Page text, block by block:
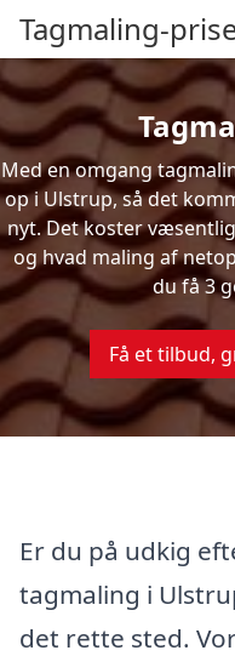
Tagmaling-
Med en omgang
op i Ulstrup, så det
nyt. Det koster
og hvad maling af
du få 3
Få et tilbud,
Er du på udkig
tagmaling i
det rette sted.